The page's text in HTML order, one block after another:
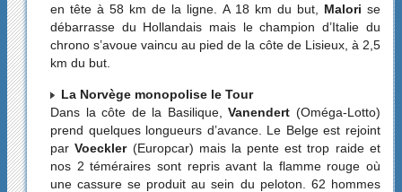
en tête à 58 km de la ligne. A 18 km du but, Malori se
débarrasse du Hollandais mais le champion d’Italie du
chrono s’avoue vaincu au pied de la côte de Lisieux, à 2,5
km du but.
La Norvège monopolise le Tour
Dans la côte de la Basilique,
Vanendert (Oméga-Lotto)
prend quelques longueurs d’avance. Le Belge est rejoint
parVoeckler(Europcar) mais la pente est trop raide et
nos 2 téméraires sont repris avant la flamme rouge où
une cassure se produit au sein du peloton. 62 hommes